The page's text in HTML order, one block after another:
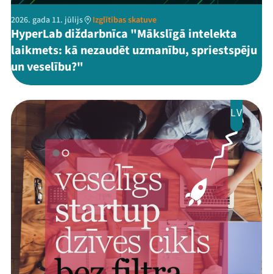
2026. gada 11. jūlijs Izglītības skatuve
HyperLab diždarbnīca "Mākslīgā intelekta
laikmets: kā nezaudēt uzmanību, spriestspēju
un veselību?"
LV